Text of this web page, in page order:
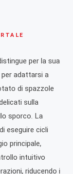
per la sua
adattarsi a
di spazzole
sulla
sporco. La
eseguire cicli
principale,
intuitivo
riducendo i